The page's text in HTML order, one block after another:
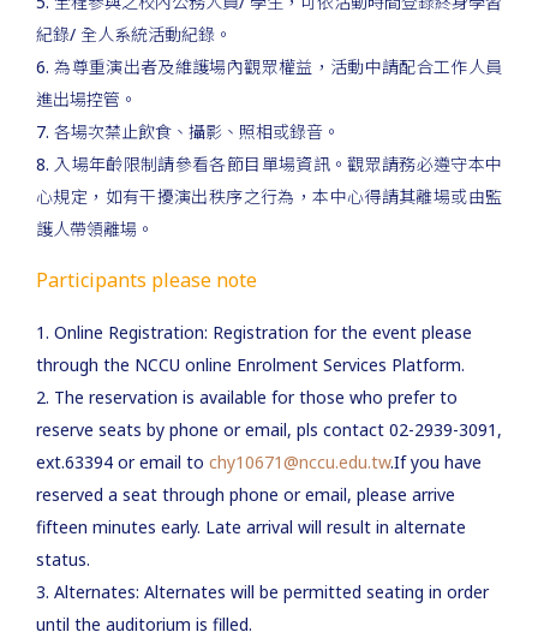
紀錄/ 全人系統活動紀錄。
6. 為尊重演出者及維護場內觀眾權益，活動中請配合工作人員
進出場控管。
7. 各場次禁止飲食、攝影、照相或錄音。
8. 入場年齡限制請參看各節目單場資訊。觀眾請務必遵守本中
心規定，如有干擾演出秩序之行為，本中心得請其離場或由監
護人帶領離場。
Participants please note
1. Online Registration: Registration for the event please
through the NCCU online Enrolment Services Platform.
2. The reservation is available for those who prefer to
reserve seats by phone or email, pls contact 02-2939-3091,
ext.63394 or email to chy10671@nccu.edu.tw.If you have
reserved a seat through phone or email, please arrive
fifteen minutes early. Late arrival will result in alternate
status.
3. Alternates: Alternates will be permitted seating in order
until the auditorium is filled.